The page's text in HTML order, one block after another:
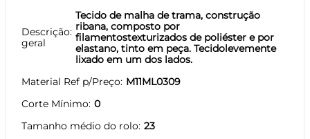
Descrição
geral
Tecido de malha de trama, construção
ribana, composto por
filamentostexturizados de poliéster e por
elastano, tinto em peça. Tecidolevemente
lixado em um dos lados.
Material Ref p/Preço M11ML0309
Corte Mínimo 0
Tamanho médio do rolo 23